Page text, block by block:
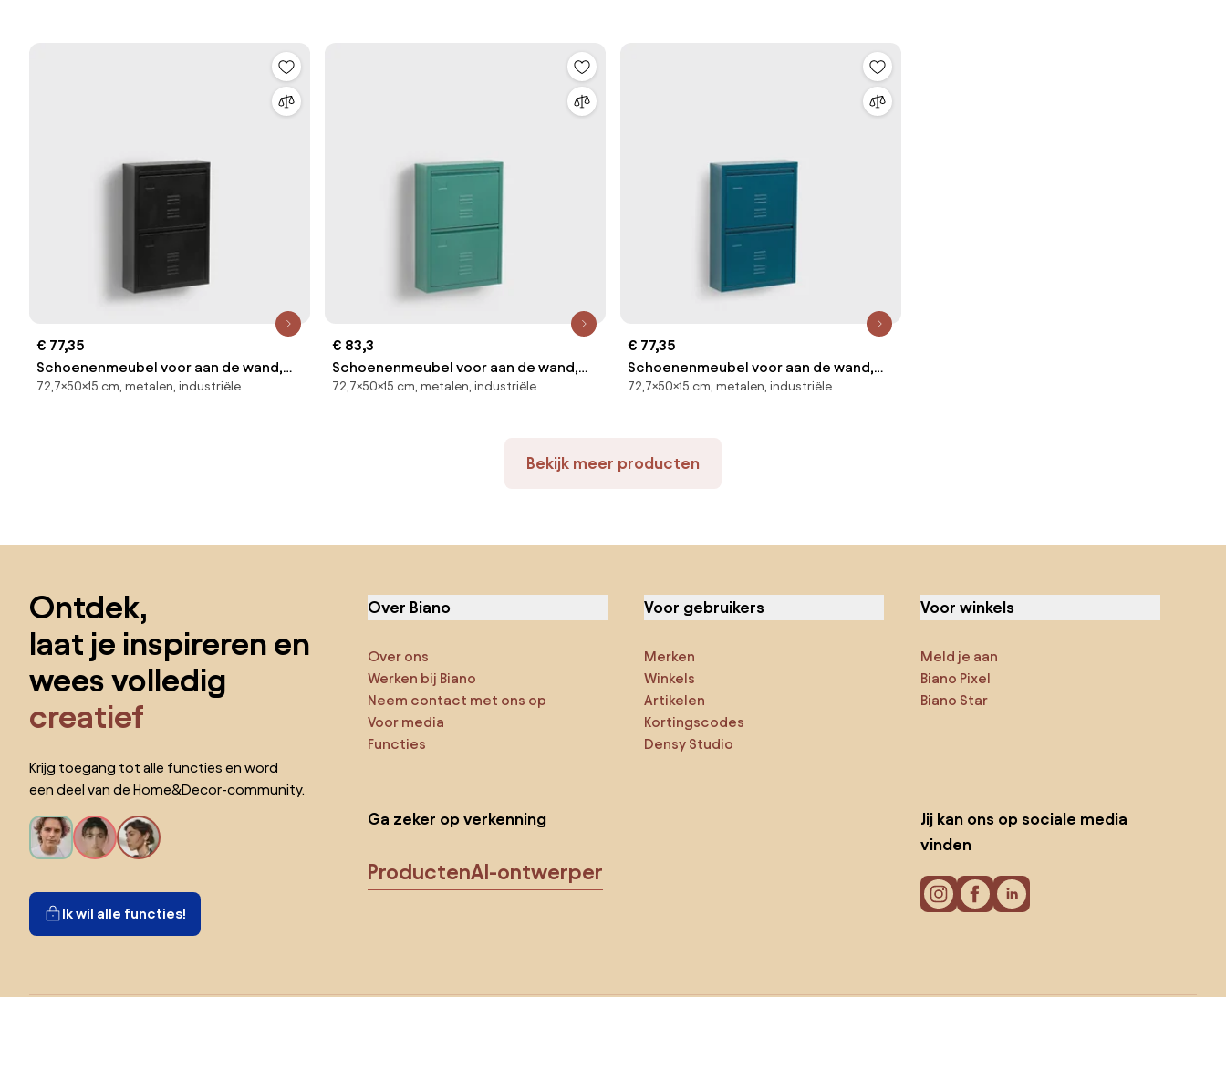
€ 77,35
Schoenenmeubel voor aan de wand,
Hiba
72,7×50×15 cm, metalen, industriële
€ 83,3
Schoenenmeubel voor aan de wand,
Hiba
72,7×50×15 cm, metalen, industriële
€ 77,35
Schoenenmeubel voor aan de wand,
Hiba
72,7×50×15 cm, metalen, industriële
Bekijk meer producten
Ontdek,
laat je inspireren en
wees volledig
creatief
Krijg toegang tot alle functies en word
een deel van de Home&Decor-community.
Ik wil alle functies!
Over Biano
Over ons
Werken bij Biano
Neem contact met ons op
Voor media
Functies
Voor gebruikers
Merken
Winkels
Artikelen
Kortingscodes
Densy Studio
Voor winkels
Meld je aan
Biano Pixel
Biano Star
Ga zeker op verkenning
ProductenAI-ontwerper
Jij kan ons op sociale media
vinden